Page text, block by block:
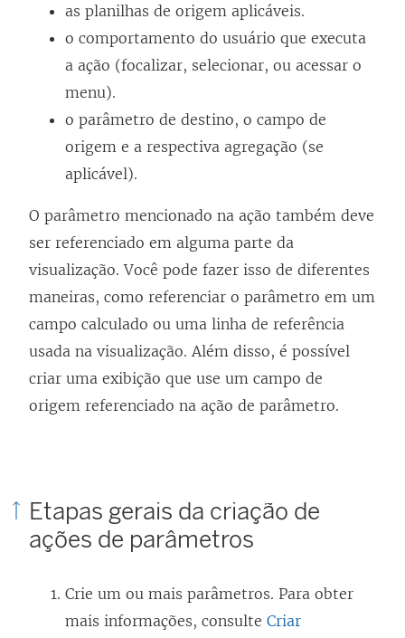
as planilhas de origem aplicáveis.
o comportamento do usuário que executa
a ação (focalizar, selecionar, ou acessar o
menu).
o parâmetro de destino, o campo de
origem e a respectiva agregação (se
aplicável).
O parâmetro mencionado na ação também deve
ser referenciado em alguma parte da
visualização. Você pode fazer isso de diferentes
maneiras, como referenciar o parâmetro em um
campo calculado ou uma linha de referência
usada na visualização. Além disso, é possível
criar uma exibição que use um campo de
origem referenciado na ação de parâmetro.
Etapas gerais da criação de
ações de parâmetros
Crie um ou mais parâmetros. Para obter
mais informações, consulte Criar